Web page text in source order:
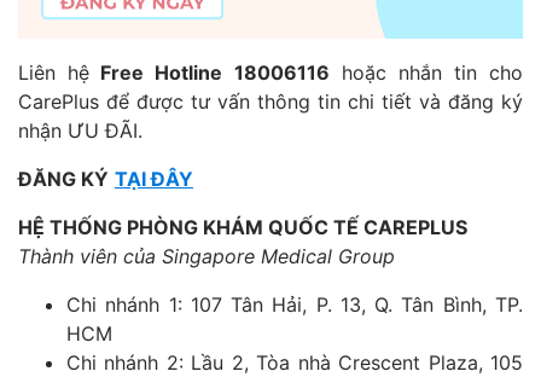
Liên hệ Free Hotline 18006116 hoặc nhắn tin cho
CarePlus để được tư vấn thông tin chi tiết và đăng ký
nhận ƯU ĐÃI.
ĐĂNG KÝ TẠI ĐÂY
HỆ THỐNG PHÒNG KHÁM QUỐC TẾ CAREPLUS
Thành viên của Singapore Medical Group
Chi nhánh 1: 107 Tân Hải, P. 13, Q. Tân Bình, TP.
HCM
Chi nhánh 2: Lầu 2, Tòa nhà Crescent Plaza, 105